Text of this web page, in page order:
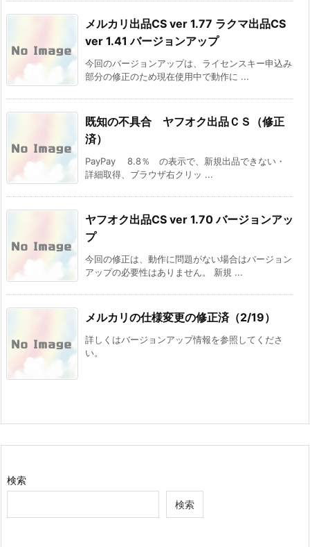
メルカリ出品CS ver 1.77 ラクマ出品CS
ver 1.41 バージョンアップ
今回のバージョンアップは、ライセンスキー申込み
部分の修正のため現在使用中で動作に ...
既知の不具合 ヤフオク出品ＣＳ（修正
済）
PayPay 8.8％ の表示で、新規出品できない・
詳細取得、ブラウザ右クリッ ...
ヤフオク出品CS ver 1.70 バージョンアッ
プ
今回の修正は、動作に問題がない場合はバージョン
アップの必要性はありません。 新規 ...
メルカリの仕様変更の修正済（2/19）
詳しくはバージョンアップ情報を参照してくださ
い。
検索
検索